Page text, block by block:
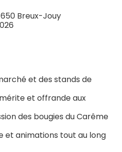
Breux-Jouy
et des stands de
mérite et offrande aux
des bougies du Carême
et animations tout au long